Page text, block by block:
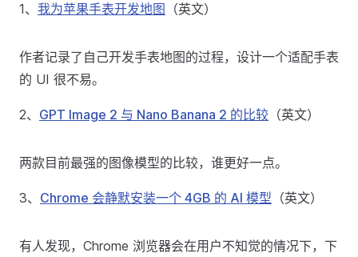
1、 我为苹果手表开发地图 （英文）
作者记录了自己开发手表地图的过程，设计一个适配手表
的 UI 很不易。
2、 GPT Image 2 与 Nano Banana 2 的比较 （英文）
两款目前最强的图像模型的比较，谁更好一点。
3、 Chrome 会静默安装一个 4GB 的 AI 模型 （英文）
有人发现，Chrome 浏览器会在用户不知觉的情况下，下